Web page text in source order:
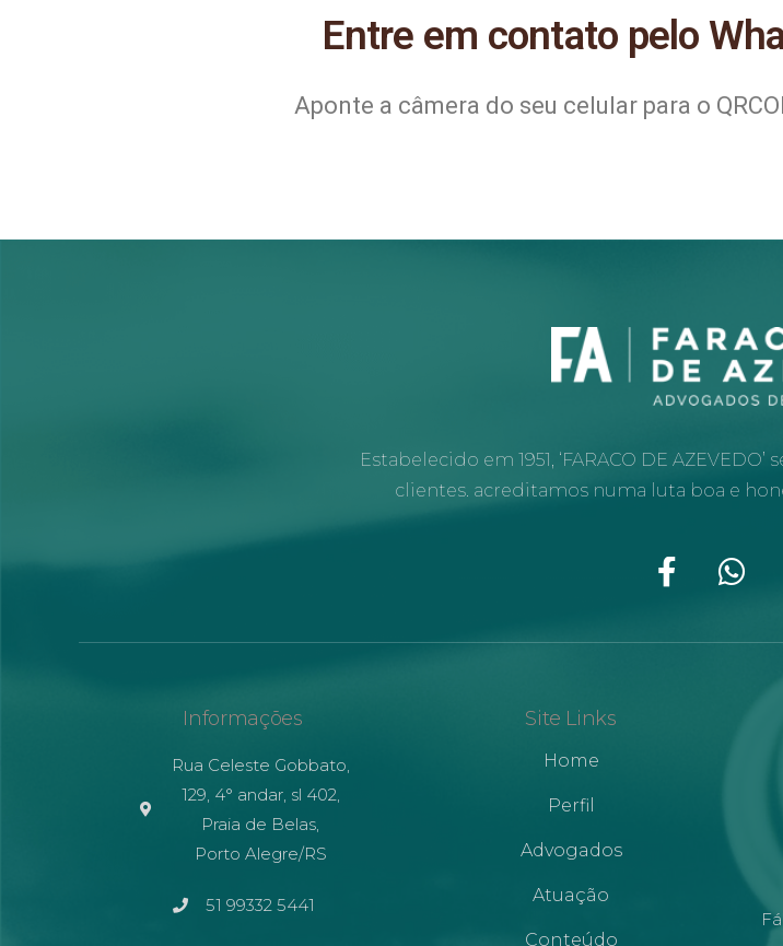
Entre em contato pelo
Aponte a câmera do seu celular para o
Estabelecido em 1951, ‘FARACO DE
clientes. acreditamos numa luta boa e
Informações
Rua Celeste Gobbato,
129, 4° andar, sl 402,
Praia de Belas,
Porto Alegre/RS
51 99332 5441
Site Links
Home
Perfil
Advogados
Atuação
Conteúdo